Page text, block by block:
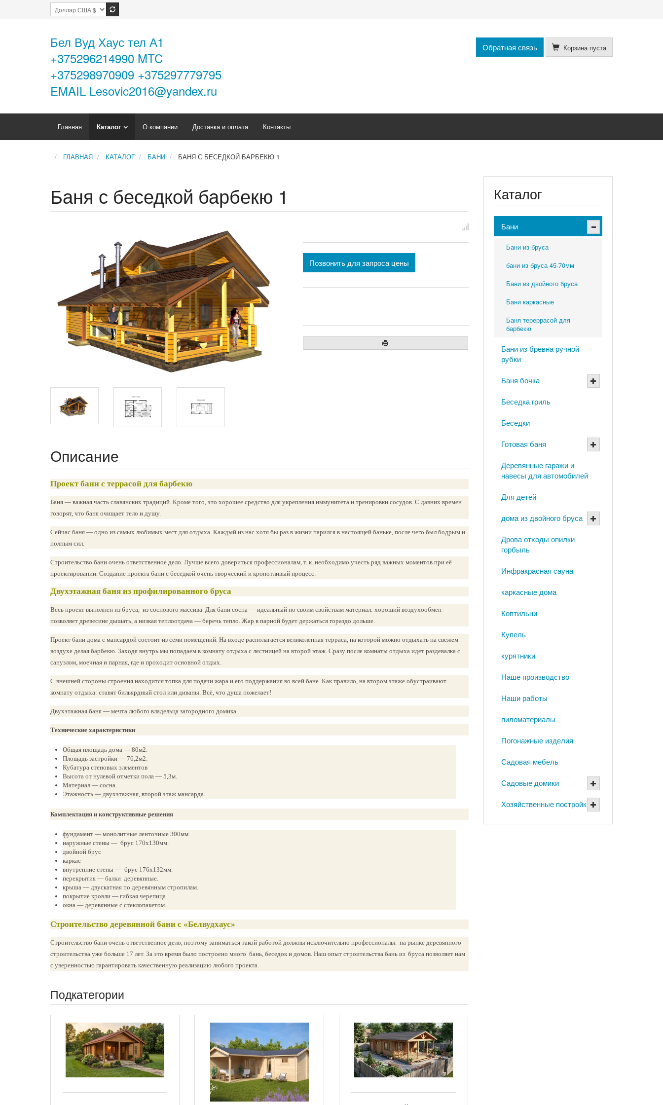
Бел Вуд Хаус тел А1
+375296214990 MTC
+375298970909 +375297779795
EMAIL Lesovic2016@yandex.ru
Обратная связь Корзина пуста
Главная Каталог О компании Доставка и оплата Контакты
ГЛАВНАЯ КАТАЛОГ БАНИ БАНЯ С БЕСЕДКОЙ БАРБЕКЮ 1
Баня с беседкой барбекю 1
Позвонить для запроса цены
Описание
Проект бани с террасой для барбекю
Баня — важная часть славянских традиций. Кроме того, это хорошее средство для укрепления иммунитета и тренировки сосудов. С давних времен
говорят, что баня очищает тело и душу.
Сейчас баня — одно из самых любимых мест для отдыха. Каждый из нас хотя бы раз в жизни парился в настоящей баньке, после чего был бодрым и
полным сил.
Строительство бани очень ответственное дело. Лучше всего довериться профессионалам, т. к. необходимо учесть ряд важных моментов при её
проектировании. Создание проекта бани с беседкой очень творческий и кропотливый процесс.
Двухэтажная баня из профилированного бруса
Весь проект выполнен из бруса, из соснового массива. Для бани сосна — идеальный по своим свойствам материал: хороший воздухообмен
позволяет древесине дышать, а низкая теплоотдача — беречь тепло. Жар в парной будет держаться гораздо дольше.
Проект бани дома с мансардой состоит из семи помещений. На входе располагается великолепная терраса, на которой можно отдыхать на свежем
воздухе делая барбекю. Заходя внутрь мы попадаем в комнату отдыха с лестницей на второй этаж. Сразу после комнаты отдыха идет раздевалка с
санузлом, моечная и парная, где и проходит основной отдых.
С внешней стороны строения находится топка для подачи жара и его поддержания во всей бане. Как правило, на втором этаже обустраивают
комнату отдыха: ставят бильярдный стол или диваны. Всё, что душа пожелает!
Двухэтажная баня — мечта любого владельца загородного домика.
Технические характеристики
Общая площадь дома — 80м2.
Площадь застройки — 76,2м2.
Кубатура стеновых элементов
Высота от нулевой отметки пола — 5,3м.
Материал — сосна.
Этажность — двухэтажная, второй этаж мансарда.
Комплектация и конструктивные решения
фундамент — монолитные ленточные 300мм.
наружные стены — брус 170x130мм.
двойной брус
каркас
внутренние стены — брус 176x132мм.
перекрытия — балки деревянные.
крыша — двускатная по деревянным стропилам.
покрытие кровли — гибкая черепица .
окна — деревянные с стеклопакетом.
Строительство деревянной бани с «Белвудхаус»
Строительство бани очень ответственное дело, поэтому заниматься такой работой должны исключительно профессионалы. на рынке деревянного
строительства уже больше 17 лет. За это время было построено много бань, беседок и домов. Наш опыт строительства бань из бруса позволяет нам
с уверенностью гарантировать качественную реализацию любого проекта.
Подкатегории
Каталог
Бани
Бани из бруса
бани из бруса 45-70мм
Бани из двойного бруса
Бани каркасные
Баня тереррасой для
барбекю
Бани из бревна ручной
рубки
Баня бочка
Беседка гриль
Беседки
Готовая баня
Деревянные гаражи и
навесы для автомобилей
Для детей
дома из двойного бруса
Дрова отходы опилки
горбыль
Инфракрасная сауна
каркасные дома
Коптильни
Купель
курятники
Наше производство
Наши работы
пиломатериалы
Погонажные изделия
Садовая мебель
Садовые домики
Хозяйственные постройки